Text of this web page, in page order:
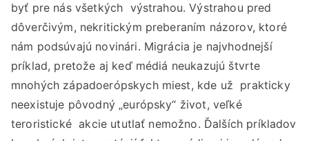
byť pre nás všetkých výstrahou. Výstrahou pred
dôverčivým, nekritickým preberaním názorov, ktoré
nám podsúvajú novinári. Migrácia je najvhodnejší
príklad, pretože aj keď médiá neukazujú štvrte
mnohých západoerópskych miest, kde už prakticky
neexistuje pôvodný „európsky“ život, veľké
teroristické akcie ututlať nemožno. Ďalších príkladov